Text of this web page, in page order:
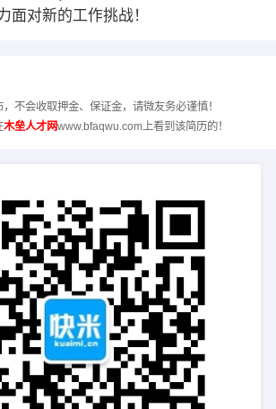
面对新的工作挑战！
不会收取押金、保证金，请微友务必谨慎！
木垒人才网www.bfaqwu.com上看到该简历的！